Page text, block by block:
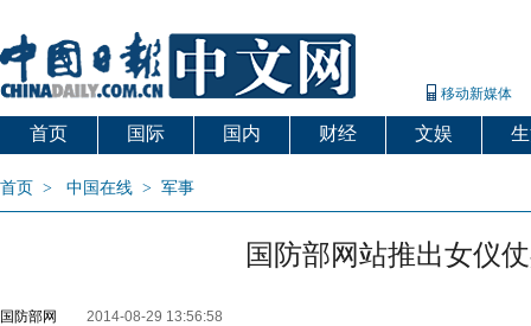
移动新媒体
首页 国际 国内 财经 文娱
首页 > 中国在线 > 军事
国防部网站推出女仪
国防部网 2014-08-29 13:56:58